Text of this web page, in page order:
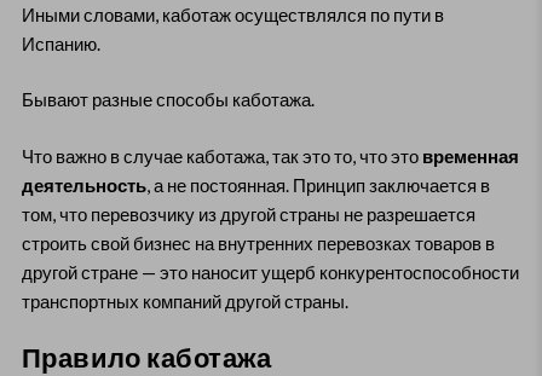
Иными словами, каботаж осуществлялся по пути в
Испанию.
Бывают разные способы каботажа.
Что важно в случае каботажа, так это то, что это временная
деятельность, а не постоянная. Принцип заключается в
том, что перевозчику из другой страны не разрешается
строить свой бизнес на внутренних перевозках товаров в
другой стране — это наносит ущерб конкурентоспособности
транспортных компаний другой страны.
Правило каботажа